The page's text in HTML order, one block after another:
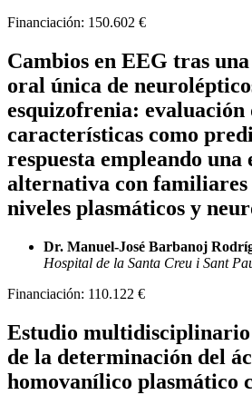
Financiación: 150.602 €
Cambios en EEG tras
oral única de
esquizofrenia: evaluación
características como
respuesta empleando una
alternativa con familiares
niveles plasmáticos y
Dr. Manuel-José Barbanoj
Hospital de la Santa Creu i Sant
Financiación: 110.122 €
Estudio
de la determinación del
homovanílico plasmático